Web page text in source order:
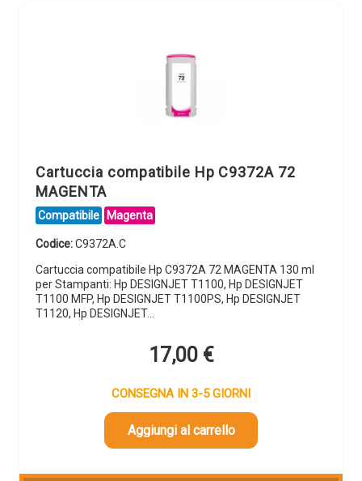
Cartuccia compatibile Hp C9372A 72
MAGENTA
Compatibile Magenta
Codice:C9372A.C
Cartuccia compatibile Hp C9372A 72 MAGENTA 130 ml
per Stampanti: Hp DESIGNJET T1100, Hp DESIGNJET
T1100 MFP, Hp DESIGNJET T1100PS, Hp DESIGNJET
T1120, Hp DESIGNJET…
17,00 €
CONSEGNA IN 3-5 GIORNI
Aggiungi al carrello